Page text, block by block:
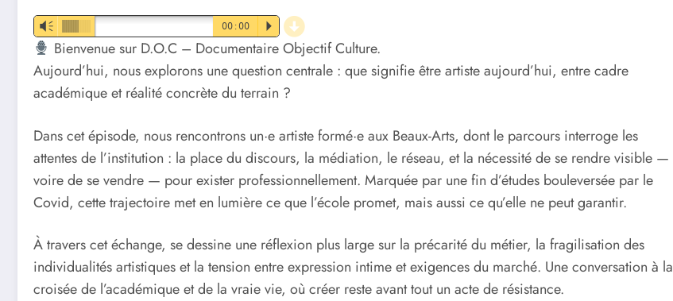
Vm 00:00 P d
Bienvenue sur D.O.C – Documentaire Objectif Culture.
Aujourd’hui, nous explorons une question centrale : que signifie être artiste aujourd’hui, entre cadre
académique et réalité concrète du terrain ?
Dans cet épisode, nous rencontrons un·e artiste formé·e aux Beaux-Arts, dont le parcours interroge les
attentes de l’institution : la place du discours, la médiation, le réseau, et la nécessité de se rendre visible —
voire de se vendre — pour exister professionnellement. Marquée par une fin d’études bouleversée par le
Covid, cette trajectoire met en lumière ce que l’école promet, mais aussi ce qu’elle ne peut garantir.
À travers cet échange, se dessine une réflexion plus large sur la précarité du métier, la fragilisation des
individualités artistiques et la tension entre expression intime et exigences du marché. Une conversation à la
croisée de l’académique et de la vraie vie, où créer reste avant tout un acte de résistance.